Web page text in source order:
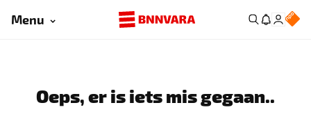
Menu
Oeps, er is iets mis gegaan..